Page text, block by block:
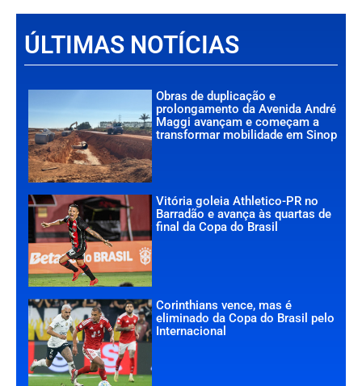
ÚLTIMAS NOTÍCIAS
Obras de duplicação e
prolongamento da Avenida André
Maggi avançam e começam a
transformar mobilidade em Sinop
Vitória goleia Athletico-PR no
Barradão e avança às quartas de
final da Copa do Brasil
Corinthians vence, mas é
eliminado da Copa do Brasil pelo
Internacional